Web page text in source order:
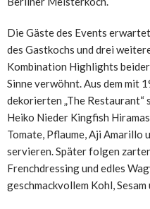
Die Gäste des Events
des Gastkochs und drei
Kombination Highlights
Sinne verwöhnt. Aus dem mit
dekorierten „The Restaurant“
Heiko Nieder Kingfish
Tomate, Pflaume, Aji Amarillo
servieren. Später folgen
Frenchdressing und edles
geschmackvollem Kohl,